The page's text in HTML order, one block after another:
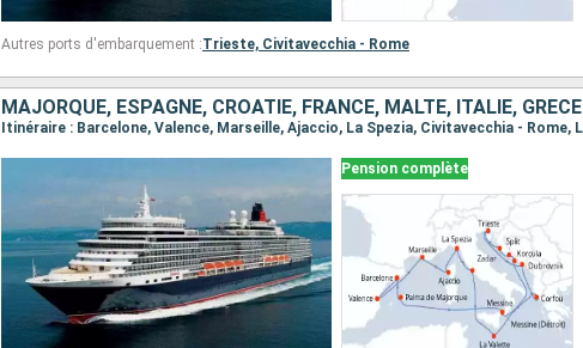
Autres ports d'embarquement :Trieste, Civitavecchia - Rome
MAJORQUE, ESPAGNE, CROATIE, FRANCE, MALTE, ITALIE, GRÈCE
Pension complète